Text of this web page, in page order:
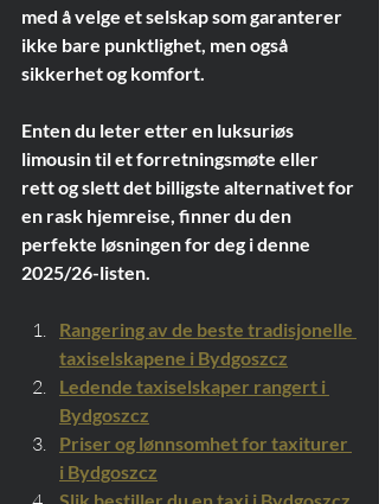
med å velge et selskap som garanterer
ikke bare punktlighet, men også
sikkerhet og komfort.
Enten du leter etter en luksuriøs
limousin til et forretningsmøte eller
rett og slett det billigste alternativet for
en rask hjemreise, finner du den
perfekte løsningen for deg i denne
2025/26-listen.
Rangering av de beste tradisjonelle
taxiselskapene i Bydgoszcz
Ledende taxiselskaper rangert i
Bydgoszcz
Priser og lønnsomhet for taxiturer
i Bydgoszcz